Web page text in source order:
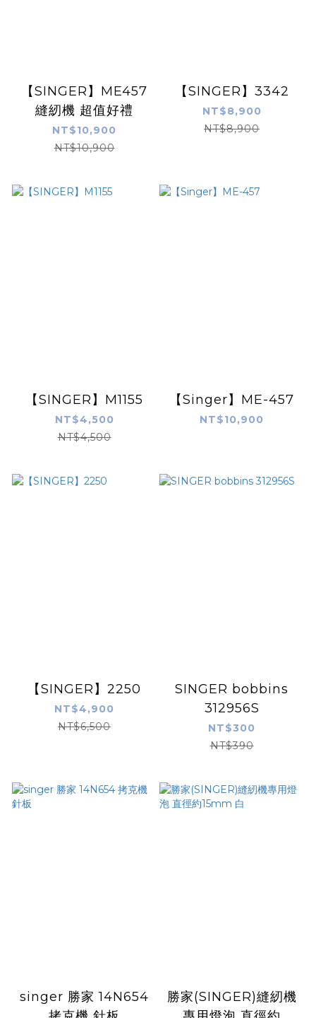
【SINGER】ME457
縫紉機 超值好禮
NT$10,900
NT$10,900
【SINGER】3342
NT$8,900
NT$8,900
【SINGER】M1155
NT$4,500
NT$4,500
【Singer】ME-457
NT$10,900
【SINGER】2250
NT$4,900
NT$6,500
SINGER bobbins
312956S
NT$300
NT$390
singer 勝家 14N654
勝家(SINGER)縫紉機